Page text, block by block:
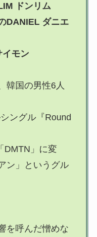
ドンリム
DANIEL ダニエ
イモン
韓国の男性6人
ングル『Round
DMTN」に変
ン」というグル
を呼んだ憎めな